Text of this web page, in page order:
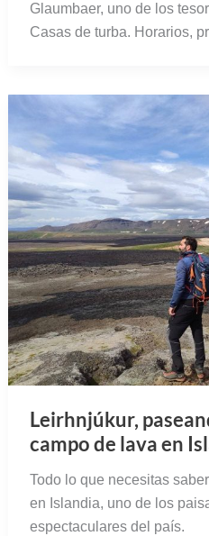
Glaumbaer, uno de los
Casas de turba. Horarios,
Leirhnjúkur,
campo de lava en
Todo lo que necesitas
en Islandia, uno de los
espectaculares del país.